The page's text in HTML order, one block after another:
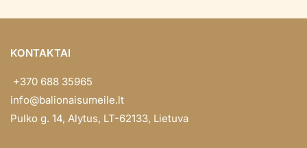
KONTAKTAI
+370 688 35965
info@balionaisumeile.lt
Pulko g. 14, Alytus, LT-62133, Lietuva